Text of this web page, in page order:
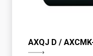
AXQJ D /